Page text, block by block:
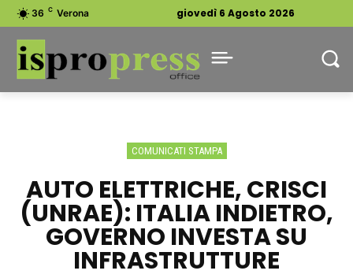
36 C Verona giovedì 6 Agosto 2026
COMUNICATI STAMPA
AUTO ELETTRICHE, CRISCI
(UNRAE): ITALIA INDIETRO,
GOVERNO INVESTA SU
INFRASTRUTTURE